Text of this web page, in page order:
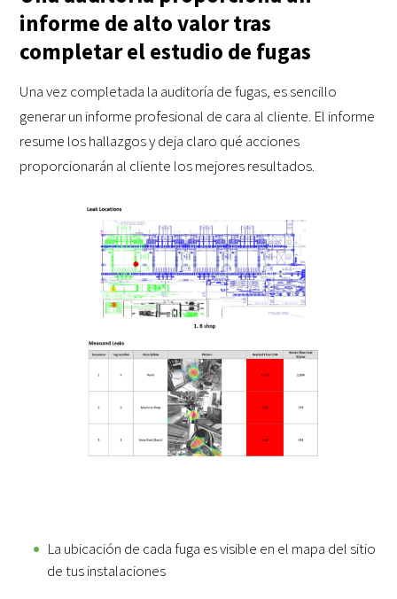
informe de alto valor tras
completar el estudio de fugas
Una vez completada la auditoría de fugas, es sencillo
generar un informe profesional de cara al cliente. El informe
resume los hallazgos y deja claro qué acciones
proporcionarán al cliente los mejores resultados.
La ubicación de cada fuga es visible en el mapa del sitio
de tus instalaciones